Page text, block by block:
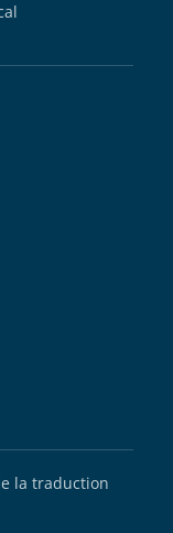
la traduction